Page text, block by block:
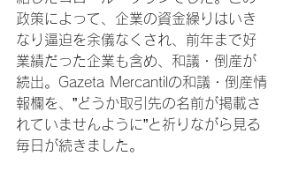
政策によって、企業の資金繰りはいき
なり逼迫を余儀なくされ、前年まで好
業績だった企業も含め、和議・倒産が
続出。Gazeta Mercantilの和議・倒産情
報欄を、”どうか取引先の名前が掲載さ
れていませんように”と祈りながら見る
毎日が続きました。